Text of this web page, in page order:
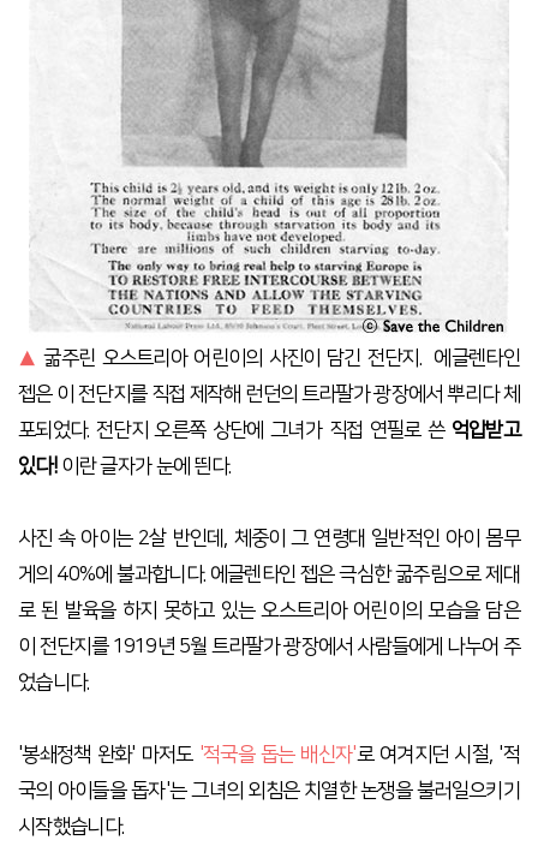
▲굶주린 오스트리아 어린이의 사진이 담긴 전단지. 에글렌타인
젭은 이 전단지를 직접 제작해 런던의 트라팔가 광장에서뿌리다 체
포되었다. 전단지 오른쪽 상단에 그녀가 직접 연필로 쓴 억압받고
있다! 이란 글자가 눈에 띈다.
사진 속 아이는 2살 반인데, 체중이 그 연령대 일반적인 아이 몸무
게의 40%에 불과합니다. 에글렌타인 젭은 극심한 굶주림으로 제대
로 된 발육을 하지 못하고 있는 오스트리아 어린이의 모습을 담은
이 전단지를 1919년 5월 트라팔가 광장에서 사람들에게 나누어 주
었습니다.
'봉쇄정책 완화' 마저도 '적국을 돕는 배신자'로 여겨지던 시절, '적
국의 아이들을 돕자'는 그녀의 외침은 치열한 논쟁을 불러일으키기
시작했습니다.